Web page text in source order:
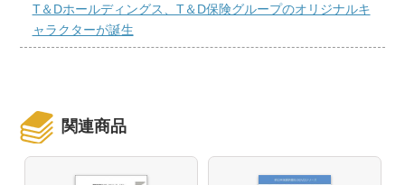
T＆Dホールディングス、T＆D保険グループのオリジナルキ
ャラクターが誕生
関連商品